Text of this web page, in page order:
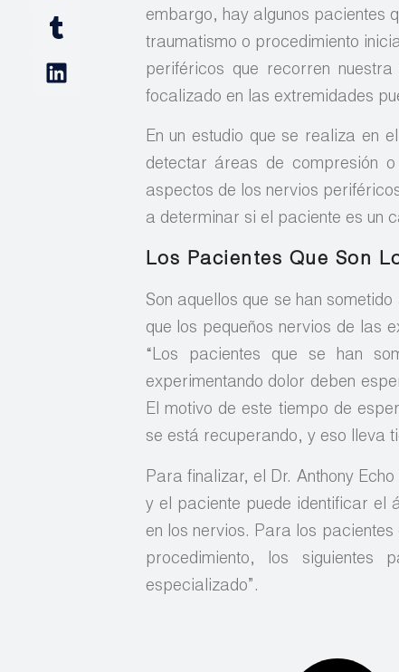
embargo, hay algunos pacientes
traumatismo o procedimiento
periféricos que recorren
focalizado en las extremidades
En un estudio que se realiza en
detectar áreas de compresión
aspectos de los nervios
a determinar si el paciente es un
Los Pacientes Que Son
Son aquellos que se han
que los pequeños nervios de las
“Los pacientes que se han
experimentando dolor deben
El motivo de este tiempo de
se está recuperando, y eso lleva
Para finalizar, el Dr. Anthony
y el paciente puede identificar el
en los nervios. Para los pacientes
procedimiento, los siguientes
especializado”.